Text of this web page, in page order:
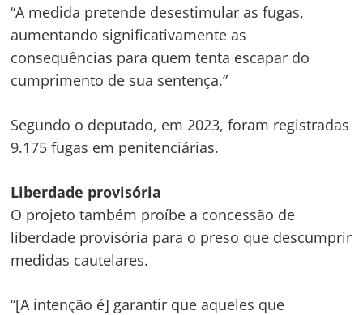
“A medida pretende desestimular as fugas,
aumentando significativamente as
consequências para quem tenta escapar do
cumprimento de sua sentença.”
Segundo o deputado, em 2023, foram registradas
9.175 fugas em penitenciárias.
Liberdade provisória
O projeto também proíbe a concessão de
liberdade provisória para o preso que descumprir
medidas cautelares.
“[A intenção é] garantir que aqueles que